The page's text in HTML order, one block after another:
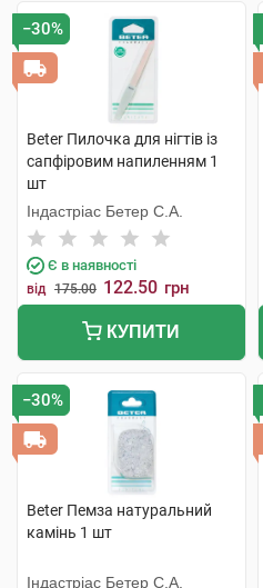
−30%
Beter Пилочка для нігтів із
сапфіровим напиленням 1
шт
Індастріас Бетер С.А.
Є в наявності
від 175.00 122.50 грн
КУПИТИ
−30%
Beter Пемза натуральний
камінь 1 шт
Індастріас Бетер С.А.